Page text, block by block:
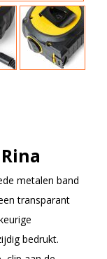
metalen band
transparant
bedrukt.